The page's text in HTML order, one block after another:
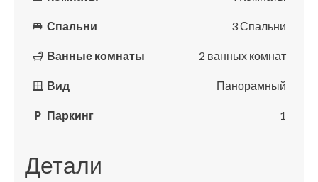
Спальни 3 Спальни
Ванные комнаты 2 ванных комнат
Вид Панорамный
Паркинг 1
Детали